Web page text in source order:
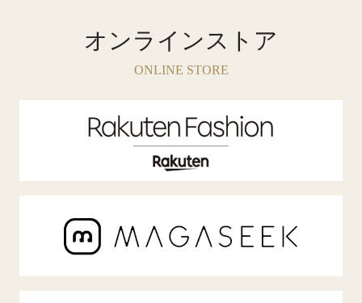
オンラインストア
ONLINE STORE